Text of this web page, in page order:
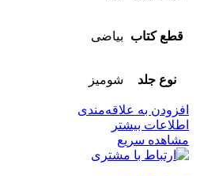
قطع کتاب بیاضی
نوع جلد شومیز
افزودن به علاقه‌مندی
اطلاعات بیشتر
مشاهده سریع